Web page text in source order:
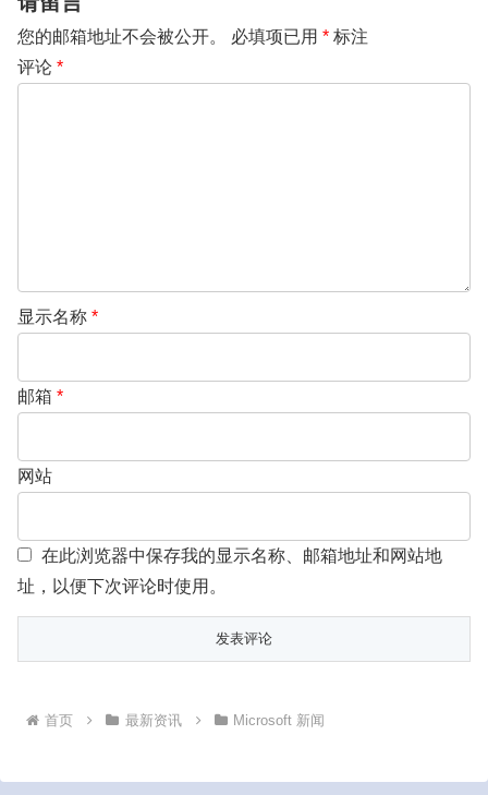
您的邮箱地址不会被公开。 必填项已用 * 标注
评论 *
显示名称 *
邮箱 *
网站
在此浏览器中保存我的显示名称、邮箱地址和网站地
址，以便下次评论时使用。
首页 最新资讯 Microsoft 新闻